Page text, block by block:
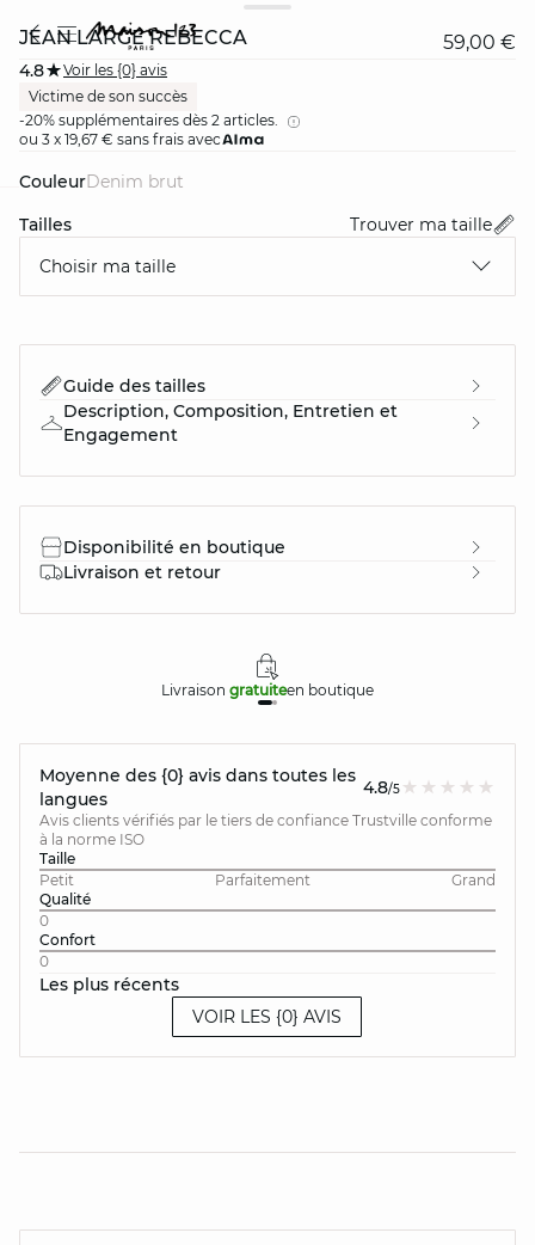
JEAN LARGE REBECCA 59,00 €
4.8
Voir les {0} avis
Victime de son succès
-20% supplémentaires dès 2 articles.
ou 3 x 19,67 € sans frais avec
Couleur
denim brut
Tailles
Trouver ma taille
Choisir ma taille
Guide des tailles
Description, Composition, Entretien et
Engagement
Disponibilité en boutique
Livraison et retour
Livraison gratuiteen boutique
Moyenne des {0} avis dans toutes les
langues
4.8/5
Avis clients vérifiés par le tiers de confiance Trustville conforme
à la norme ISO
Taille
Petit
Parfaitement
Grand
Qualité
0
Confort
0
Les plus récents
VOIR LES {0} AVIS